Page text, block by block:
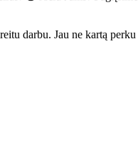
darbu. Jau ne kartą